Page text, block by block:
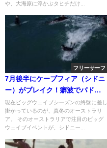
や、大海原に浮かぶタヒチだけ...
フリーサーフ
7月後半にケープフィア（シドニ
ー）がブレイク！癖波でパドル
インセッション
現在ビッグウェイブシーズンの終盤に差し
掛かっているのが、真冬のオーストラリ
ア。 そのオーストラリアで注目のビッグ
ウェイブイベントが、シドニー...